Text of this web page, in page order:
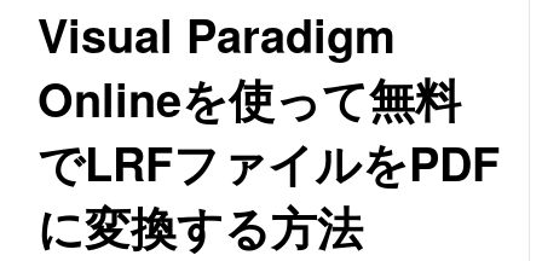
Visual Paradigm
Onlineを使って無料
でLRFファイルをPDF
に変換する方法